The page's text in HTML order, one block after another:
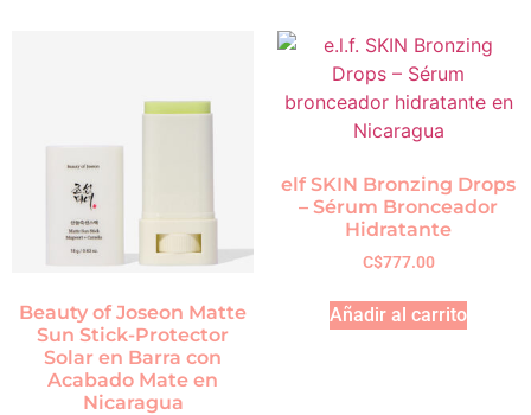
Beauty of Joseon Matte
Sun Stick-Protector
Solar en Barra con
Acabado Mate en
Nicaragua
elf SKIN Bronzing Drops
– Sérum Bronceador
Hidratante
C$777.00
Añadir al carrito